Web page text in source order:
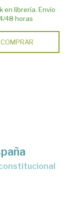
en librería. Envío
48 horas
COMPRAR